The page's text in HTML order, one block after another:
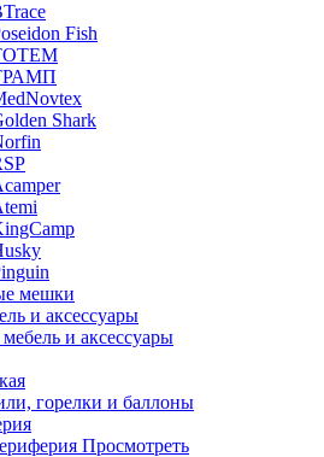
Fish
Shark
мешки
и аксессуары
и аксессуары
горелки и баллоны
Просмотреть